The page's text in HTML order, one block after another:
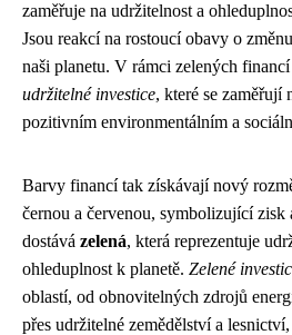
zaměřuje na udržitelnost a
Jsou reakcí na rostoucí obavy o
naši planetu. V rámci zelených
udržitelné investice, které se zaměřují
pozitivním environmentálním a
Barvy financí tak získávají nový
černou a červenou, symbolizující zisk
dostává zelená, která reprezentuje
ohleduplnost k planetě. Zelené
oblastí, od obnovitelných zdrojů
přes udržitelné zemědělství a